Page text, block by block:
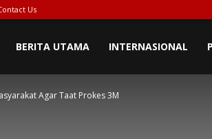
Us
BERITA UTAMA INTERNASIONAL
Agar Taat Prokes 3M